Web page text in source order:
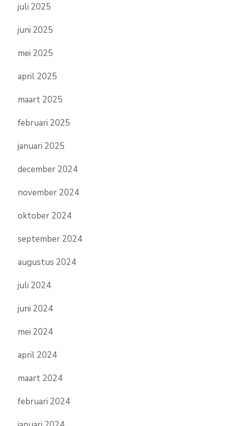
juli 2025
juni 2025
mei 2025
april 2025
maart 2025
februari 2025
januari 2025
december 2024
november 2024
oktober 2024
september 2024
augustus 2024
juli 2024
juni 2024
mei 2024
april 2024
maart 2024
februari 2024